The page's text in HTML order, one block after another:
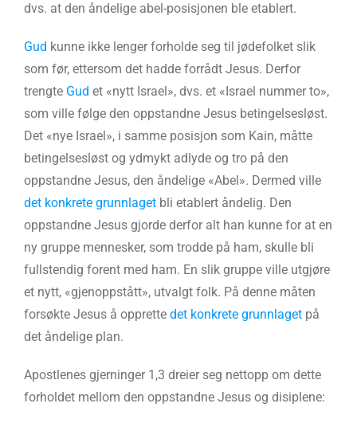
dvs. at den åndelige abel-posisjonen ble etablert.
Gud kunne ikke lenger forholde seg til jødefolket slik
som før, ettersom det hadde forrådt Jesus. Derfor
trengte Gud et «nytt Israel», dvs. et «Israel nummer to»,
som ville følge den oppstandne Jesus betingelsesløst.
Det «nye Israel», i samme posisjon som Kain, måtte
betingelsesløst og ydmykt adlyde og tro på den
oppstandne Jesus, den åndelige «Abel». Dermed ville
det konkrete grunnlaget bli etablert åndelig. Den
oppstandne Jesus gjorde derfor alt han kunne for at en
ny gruppe mennesker, som trodde på ham, skulle bli
fullstendig forent med ham. En slik gruppe ville utgjøre
et nytt, «gjenoppstått», utvalgt folk. På denne måten
forsøkte Jesus å opprette det konkrete grunnlaget på
det åndelige plan.
Apostlenes gjerninger 1,3 dreier seg nettopp om dette
forholdet mellom den oppstandne Jesus og disiplene: